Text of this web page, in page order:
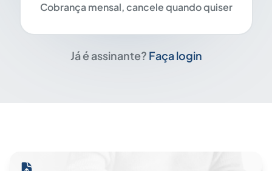
Cobrança mensal, cancele quando quiser
Já é assinante? Faça login